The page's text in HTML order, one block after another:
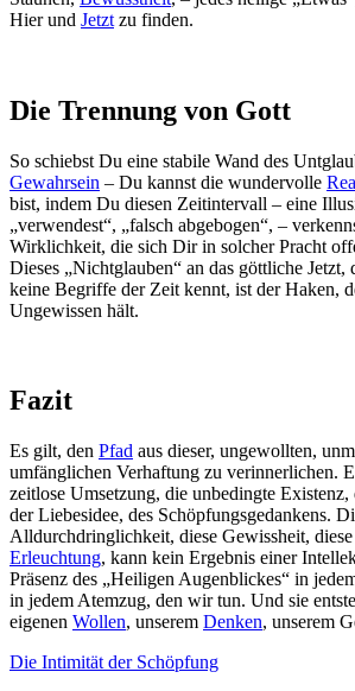
Hier und Jetzt zu finden.
Die Trennung von Gott
So schiebst Du eine stabile Wand des
Gewahrsein – Du kannst die wundervolle
bist, indem Du diesen Zeitintervall – eine
„verwendest“, „falsch abgebogen“, –
Wirklichkeit, die sich Dir in solcher Pracht
Dieses „Nichtglauben“ an das göttliche Jetzt,
keine Begriffe der Zeit kennt, ist der Haken,
Ungewissen hält.
Fazit
Es gilt, den Pfad aus dieser, ungewollten,
umfänglichen Verhaftung zu verinnerlichen.
zeitlose Umsetzung, die unbedingte
der Liebesidee, des Schöpfungsgedankens.
Alldurchdringlichkeit, diese Gewissheit,
Erleuchtung, kann kein Ergebnis einer
Präsenz des „Heiligen Augenblickes“ in
in jedem Atemzug, den wir tun. Und sie
eigenen Wollen, unserem Denken, unserem
Die Intimität der Schöpfung